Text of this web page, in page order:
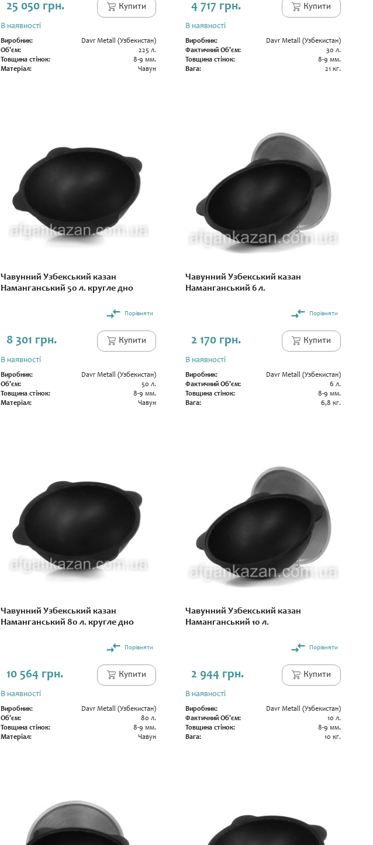
25 050 грн. Купити
В наявності
Виробник:
Davr Metall (Узбекистан)
Об'єм:
225 л.
Товщина стінок:
8-9 мм.
Матеріал:
Чавун
4 717 грн. Купити
В наявності
Виробник:
Davr Metall (Узбекистан)
Фактичний Об'єм:
30 л.
Товщина стінок:
8-9 мм.
Вага:
21 кг.
Чавунний Узбекський казан
Наманганський 50 л. кругле дно
Порівняти
8 301 грн. Купити
В наявності
Виробник:
Davr Metall (Узбекистан)
Об'єм:
50 л.
Товщина стінок:
8-9 мм.
Матеріал:
Чавун
Чавунний Узбекський казан
Наманганський 6 л.
Порівняти
2 170 грн. Купити
В наявності
Виробник:
Davr Metall (Узбекистан)
Фактичний Об'єм:
6 л.
Товщина стінок:
8-9 мм.
Вага:
6,8 кг.
Чавунний Узбекський казан
Наманганський 80 л. кругле дно
Порівняти
10 564 грн. Купити
В наявності
Виробник:
Davr Metall (Узбекистан)
Об'єм:
80 л.
Товщина стінок:
8-9 мм.
Матеріал:
Чавун
Чавунний Узбекський казан
Наманганський 10 л.
Порівняти
2 944 грн. Купити
В наявності
Виробник:
Davr Metall (Узбекистан)
Фактичний Об'єм:
10 л.
Товщина стінок:
8-9 мм.
Вага:
10 кг.